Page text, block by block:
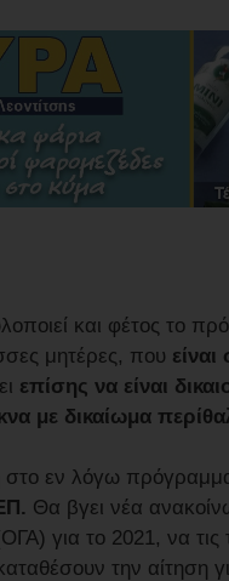
και φέτος το
μητέρες, που
επίσης να είναι
με δικαίωμα
στο εν λόγω
Θα βγει νέα
για το 2021, να τις
την αίτηση